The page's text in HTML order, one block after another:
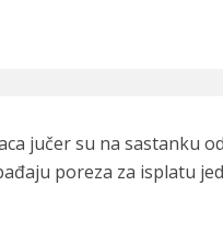
jučer su na sastanku
poreza za isplatu